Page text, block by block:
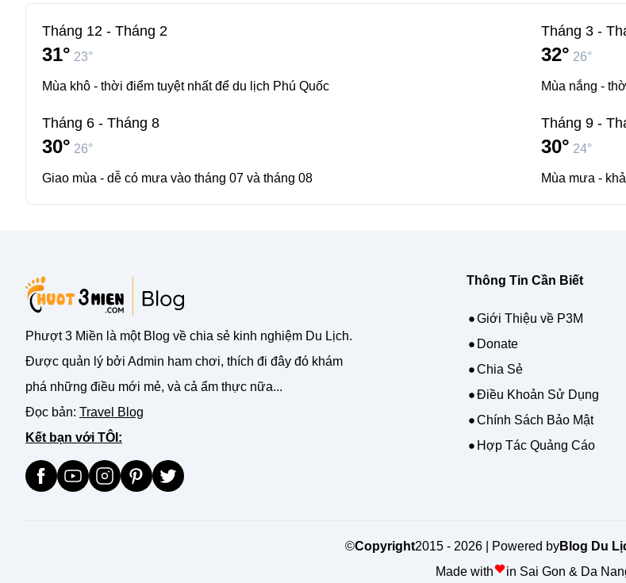
Tháng 12 - Tháng 2
31° 23°
Mùa khô - thời điểm tuyệt nhất để du lịch Phú Quốc
Tháng 3 -
32° 26°
Mùa nắng -
Tháng 6 - Tháng 8
30° 26°
Giao mùa - dễ có mưa vào tháng 07 và tháng 08
Tháng 9 -
30° 24°
Mùa mưa -
Phượt 3 Miền là một Blog về chia sẻ kinh nghiệm Du Lịch.
Được quản lý bởi Admin ham chơi, thích đi đây đó khám
phá những điều mới mẻ, và cả ẩm thực nữa...
Đọc bản: Travel Blog
Kết bạn với TÔI:
Thông Tin Cần Biết
Giới Thiệu về P3M
Donate
Chia Sẻ
Điều Khoản Sử Dụng
Chính Sách Bảo Mật
Hợp Tác Quảng Cáo
©Copyright2015 - 2026 | Powered byBlog Du
Made with
in Sai Gon & Da